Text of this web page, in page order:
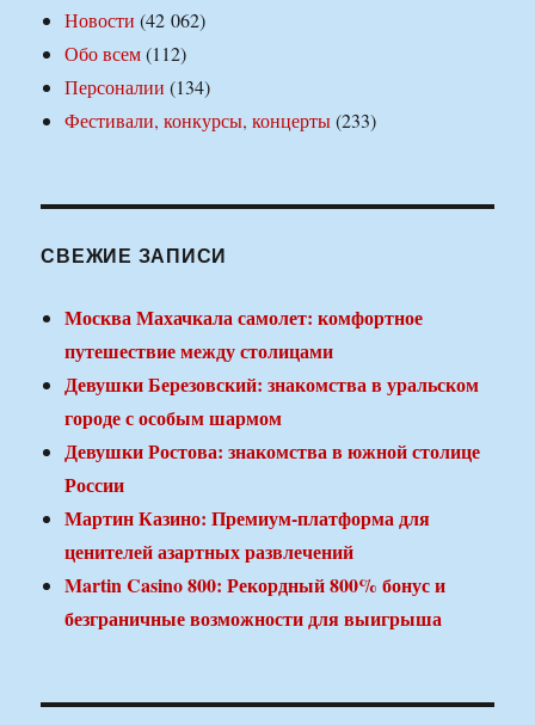
Новости (42 062)
Обо всем(112)
Персоналии (134)
Фестивали, конкурсы, концерты(233)
СВЕЖИЕ ЗАПИСИ
Москва Махачкала самолет: комфортное
путешествие между столицами
Девушки Березовский: знакомства в уральском
городе с особым шармом
Девушки Ростова: знакомства в южной столице
России
Мартин Казино: Премиум-платформа для
ценителей азартных развлечений
Martin Casino 800: Рекордный 800% бонус и
безграничные возможности для выигрыша